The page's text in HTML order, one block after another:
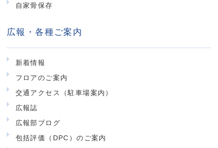
自家骨保存
広報・各種ご案内
新着情報
フロアのご案内
交通アクセス（駐車場案内）
広報誌
広報部ブログ
包括評価（DPC）のご案内